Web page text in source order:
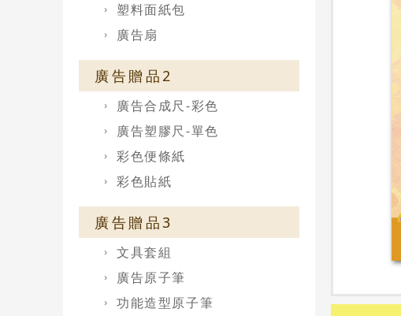
塑料面紙包
廣告扇
廣告贈品2
廣告合成尺-彩色
廣告塑膠尺-單色
彩色便條紙
彩色貼紙
廣告贈品3
文具套組
廣告原子筆
功能造型原子筆